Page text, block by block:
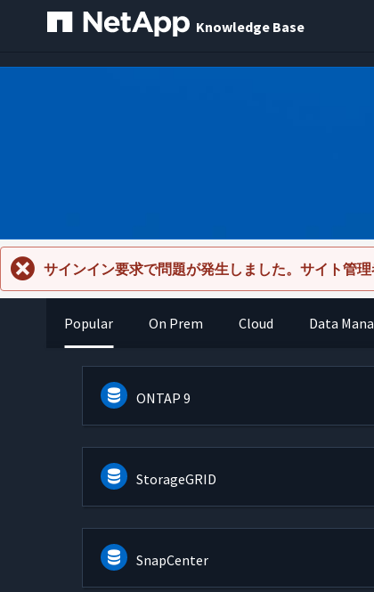
Knowledge Base
サインイン要求で問題が発生しました。サイト管理
Popular On Prem Cloud Data
ONTAP 9
StorageGRID
SnapCenter